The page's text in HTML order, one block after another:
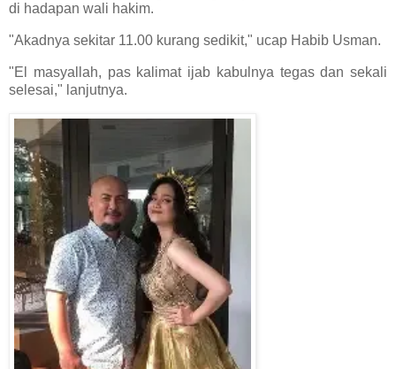
di hadapan wali hakim.
"Akadnya sekitar 11.00 kurang sedikit," ucap Habib Usman.
"El masyallah, pas kalimat ijab kabulnya tegas dan sekali
selesai," lanjutnya.